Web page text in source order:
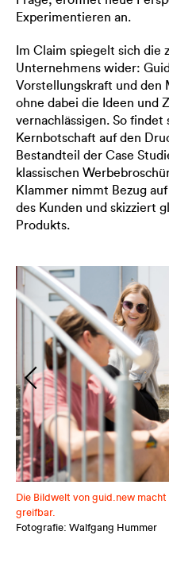
Experimentieren an.
Im Claim spiegelt sich die
Unternehmens wider:
Vorstellungskraft und den
ohne dabei die Ideen und
vernachlässigen. So
Kernbotschaft auf den
Bestandteil der Case
klassischen
Klammer nimmt Bezug
des Kunden und skizziert
Produkts.
Die Bildwelt von guid.new
greifbar.
Fotografie: Walfgang Hummer